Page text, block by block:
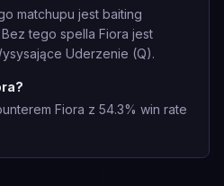
matchupu jest baiting
tego spella Fiora jest
Uderzenie (Q).
Fiora z 54.3% win rate